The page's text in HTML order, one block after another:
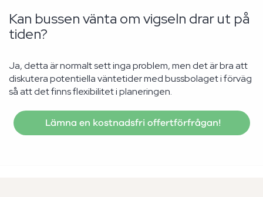
Kan bussen vänta om vigseln drar ut på
tiden?
Ja, detta är normalt sett inga problem, men det är bra att
diskutera potentiella väntetider med bussbolaget i förväg
så att det finns flexibilitet i planeringen.
Lämna en kostnadsfri offertförfrågan!